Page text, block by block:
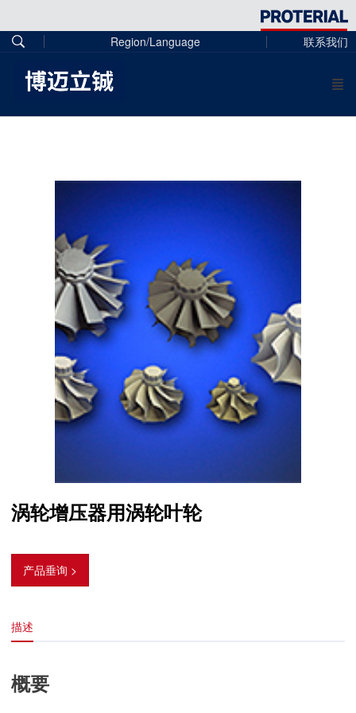
Region/Language 联系我们
涡轮增压器用涡轮叶轮
产品垂询 >
描述
概要